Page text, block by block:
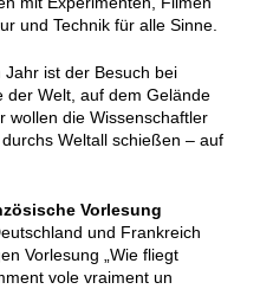
und Technik für alle Sinne.
ist der Besuch bei
der Welt, auf dem Gelände
wollen die Wissenschaftler
Weltall schießen – auf
Vorlesung
und Frankreich
Vorlesung „Wie fliegt
vole vraiment un